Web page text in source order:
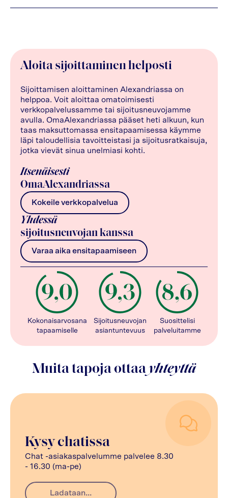
Aloita sijoittaminen helposti
Sijoittamisen aloittaminen Alexandriassa on
helppoa. Voit aloittaa omatoimisesti
verkkopalvelussamme tai sijoitusneuvojamme
avulla. OmaAlexandriassa pääset heti alkuun, kun
taas maksuttomassa ensitapaamisessa käymme
läpi taloudellisia tavoitteistasi ja sijoitusratkaisuja,
jotka vievät sinua unelmiasi kohti.
Itsenäisesti
OmaAlexandriassa
Kokeile verkkopalvelua
Yhdessä
sijoitusneuvojan kanssa
Varaa aika ensitapaamiseen
Kokonaisarvosana
tapaamiselle
Sijoitusneuvojan
asiantuntevuus
Suosittelisi
palveluitamme
Muita tapoja ottaayhteyttä
Kysy chatissa
Chat -asiakaspalvelumme palvelee 8.30
- 16.30 (ma-pe)
Ladataan...